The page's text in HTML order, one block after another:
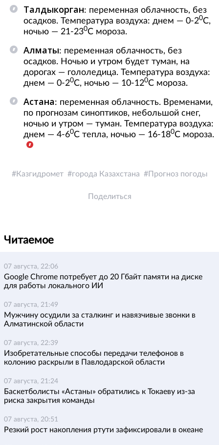
Талдыкорган: переменная облачность, без
осадков. Температура воздуха: днем — 0-20С,
ночью — 21-230С мороза.
Алматы: переменная облачность, без
осадков. Ночью и утром будет туман, на
дорогах — гололедица. Температура воздуха:
днем — 0-20С, ночью — 10-120С мороза.
Астана: переменная облачность. Временами,
по прогнозам синоптиков, небольшой снег,
ночью и утром — туман. Температура воздуха:
днем — 4-60С тепла, ночью — 16-180С мороза.
Казгидромет города Казахстана Прогноз погоды
Поделиться
Читаемое
07 августа, 22:06
Google Chrome потребует до 20 Гбайт памяти на диске
для работы локального ИИ
07 августа, 21:49
Мужчину осудили за сталкинг и навязчивые звонки в
Алматинской области
07 августа, 22:39
Изобретательные способы передачи телефонов в
колонию раскрыли в Павлодарской области
07 августа, 21:24
Баскетболисты «Астаны» обратились к Токаеву из-за
риска закрытия команды
07 августа, 20:51
Резкий рост накопления ртути зафиксировали в океане